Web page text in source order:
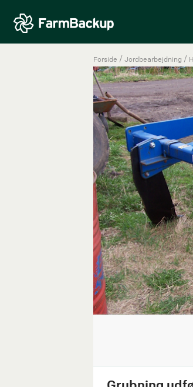
Forside / Jordbearbejdning /